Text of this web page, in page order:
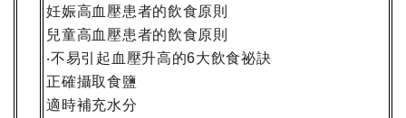
妊娠高血壓患者的飲食原則
兒童高血壓患者的飲食原則
‧不易引起血壓升高的6大飲食祕訣
正確攝取食鹽
適時補充水分